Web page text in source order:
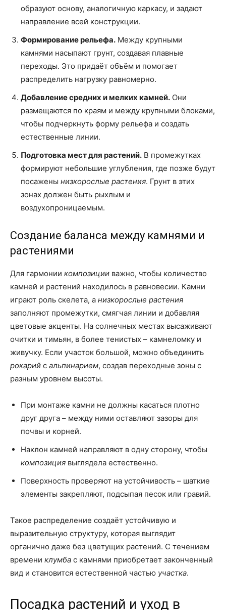
образуют основу, аналогичную каркасу, и задают
направление всей конструкции.
Формирование рельефа. Между крупными
камнями насыпают грунт, создавая плавные
переходы. Это придаёт объём и помогает
распределить нагрузку равномерно.
Добавление средних и мелких камней. Они
размещаются по краям и между крупными блоками,
чтобы подчеркнуть форму рельефа и создать
естественные линии.
Подготовка мест для растений. В промежутках
формируют небольшие углубления, где позже будут
посажены низкорослые растения. Грунт в этих
зонах должен быть рыхлым и
воздухопроницаемым.
Создание баланса между камнями и
растениями
Для гармонии композиции важно, чтобы количество
камней и растений находилось в равновесии. Камни
играют роль скелета, а низкорослые растения
заполняют промежутки, смягчая линии и добавляя
цветовые акценты. На солнечных местах высаживают
очитки и тимьян, в более тенистых – камнеломку и
живучку. Если участок большой, можно объединить
рокарий с альпинарием, создав переходные зоны с
разным уровнем высоты.
При монтаже камни не должны касаться плотно
друг друга – между ними оставляют зазоры для
почвы и корней.
Наклон камней направляют в одну сторону, чтобы
композиция выглядела естественно.
Поверхность проверяют на устойчивость – шаткие
элементы закрепляют, подсыпая песок или гравий.
Такое распределение создаёт устойчивую и
выразительную структуру, которая выглядит
органично даже без цветущих растений. С течением
времени клумба с камнями приобретает законченный
вид и становится естественной частью участка.
Посадка растений и уход в